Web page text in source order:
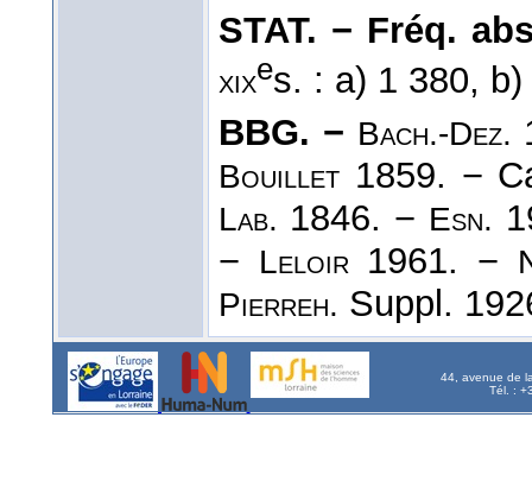
STAT. − Fréq.
xixes. : a) 1 380,
BBG. − Bach.-Dez.
Bouillet 1859. −
Lab. 1846. − Esn.
−
Leloir 1961. −
Pierreh. Suppl.
44, avenue de
Tél. :